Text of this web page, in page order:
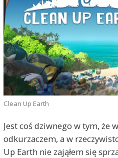
Clean Up Earth
Jest coś dziwnego w tym, że
odkurzaczem, a w
Up Earth nie zająłem się